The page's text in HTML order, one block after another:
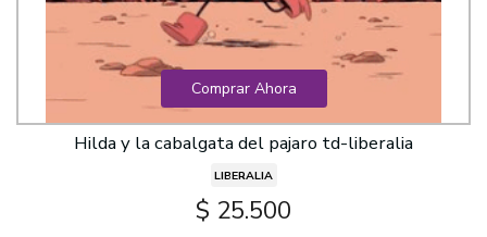
Comprar Ahora
Hilda y la cabalgata del pajaro td-liberalia
LIBERALIA
$ 25.500